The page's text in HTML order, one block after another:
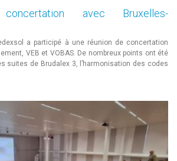
avec Bruxelles-
a participé à une réunion de concertation
VEB et VOBAS. De nombreux points ont été
suites de Brudalex 3, l’harmonisation des codes